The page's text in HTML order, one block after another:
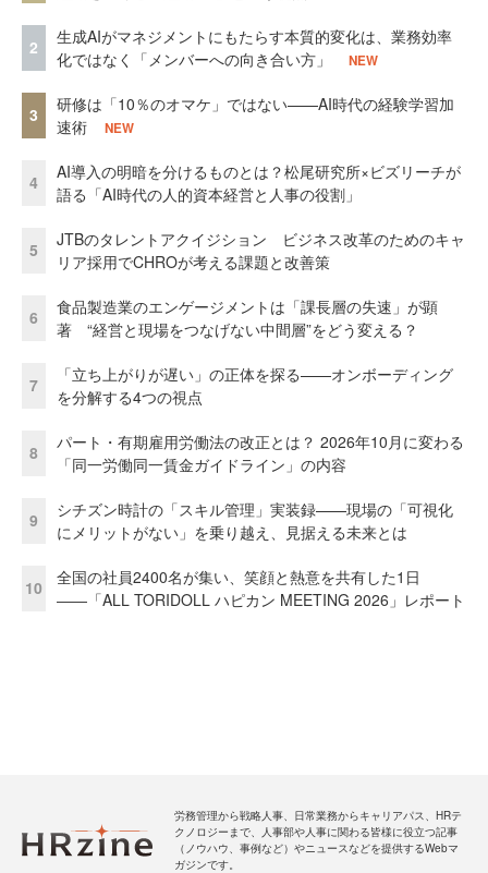
2
生成AIがマネジメントにもたらす本質的変化は、業務効率
化ではなく「メンバーへの向き合い方」
NEW
3
研修は「10％のオマケ」ではない——AI時代の経験学習加
速術
NEW
4
AI導入の明暗を分けるものとは？松尾研究所×ビズリーチが
語る「AI時代の人的資本経営と人事の役割」
5
JTBのタレントアクイジション ビジネス改革のためのキャ
リア採用でCHROが考える課題と改善策
6
食品製造業のエンゲージメントは「課長層の失速」が顕
著 “経営と現場をつなげない中間層”をどう変える？
7
「立ち上がりが遅い」の正体を探る——オンボーディング
を分解する4つの視点
8
パート・有期雇用労働法の改正とは？ 2026年10月に変わる
「同一労働同一賃金ガイドライン」の内容
9
シチズン時計の「スキル管理」実装録——現場の「可視化
にメリットがない」を乗り越え、見据える未来とは
10
全国の社員2400名が集い、笑顔と熱意を共有した1日
――「ALL TORIDOLL ハピカン MEETING 2026」レポート
労務管理から戦略人事、日常業務からキャリアパス、HRテ
クノロジーまで、人事部や人事に関わる皆様に役立つ記事
（ノウハウ、事例など）やニュースなどを提供するWebマ
ガジンです。